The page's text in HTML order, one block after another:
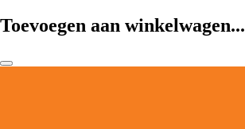
Toevoegen aan winkelwagen...